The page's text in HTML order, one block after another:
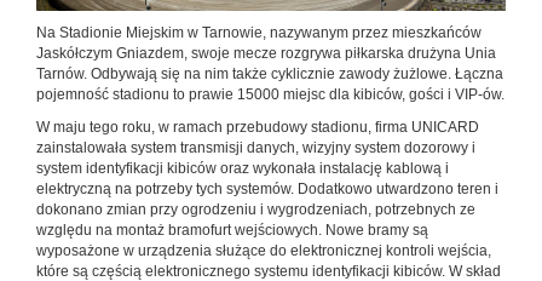
Na Stadionie Miejskim w Tarnowie, nazywanym przez mieszkańców
Jaskółczym Gniazdem, swoje mecze rozgrywa piłkarska drużyna Unia
Tarnów. Odbywają się na nim także cyklicznie zawody żużlowe. Łączna
pojemność stadionu to prawie 15000 miejsc dla kibiców, gości i VIP-ów.
W maju tego roku, w ramach przebudowy stadionu, firma UNICARD
zainstalowała system transmisji danych, wizyjny system dozorowy i
system identyfikacji kibiców oraz wykonała instalację kablową i
elektryczną na potrzeby tych systemów. Dodatkowo utwardzono teren i
dokonano zmian przy ogrodzeniu i wygrodzeniach, potrzebnych ze
względu na montaż bramofurt wejściowych. Nowe bramy są
wyposażone w urządzenia służące do elektronicznej kontroli wejścia,
które są częścią elektronicznego systemu identyfikacji kibiców. W skład